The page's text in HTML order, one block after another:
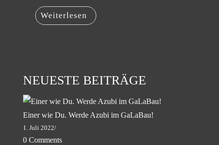
Weiterlesen
NEUESTE BEITRÄGE
Einer wie Du. Werde Azubi im GaLaBau!
1. Juli 2022/
0 Comments